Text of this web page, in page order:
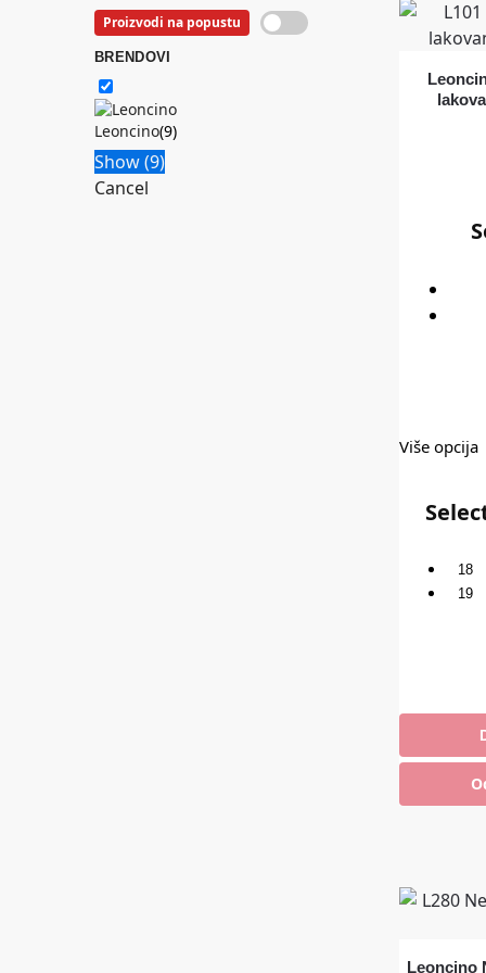
Više opcija
18
19
Leoncino
Proizvodi na popustu
BRENDOVI
Leoncino(9)
Show(9)
Cancel